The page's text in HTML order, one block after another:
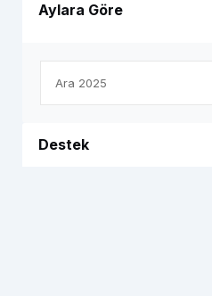
Aylara Göre
Destek